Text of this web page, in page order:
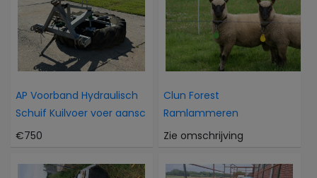
AP Voorband Hydraulisch
Schuif Kuilvoer voer aansc
€750
Clun Forest
Ramlammeren
Zie omschrijving